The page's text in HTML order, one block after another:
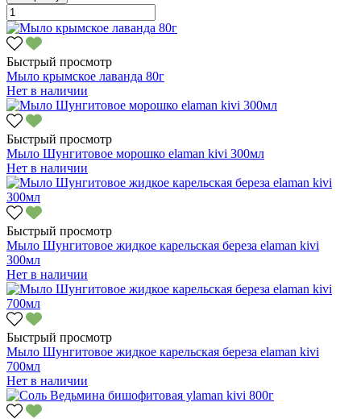
Быстрый просмотр
Мыло крымское лаванда 80г
Нет в наличии
Быстрый просмотр
Мыло Шунгитовое морошко elaman kivi 300мл
Нет в наличии
Быстрый просмотр
Мыло Шунгитовое жидкое карельская береза elaman kivi
300мл
Нет в наличии
Быстрый просмотр
Мыло Шунгитовое жидкое карельская береза elaman kivi
700мл
Нет в наличии